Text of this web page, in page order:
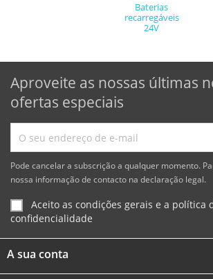
Baterias
recarregáveis
24V
Aproveite as nossas últimas
ofertas especiais
Pode cancelar a subscrição a qualquer momento.
nossa informação de contacto na declaração legal.
Aceito as condições gerais e a política
confidencialidade
A sua conta